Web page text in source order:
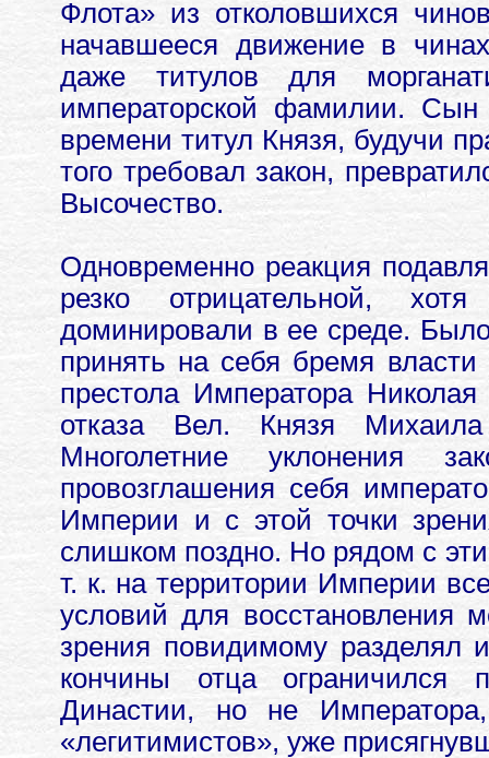
Флота» из отколовшихся
начавшееся движение в
даже титулов для
императорской фамилии. Сын
времени титул Князя, будучи
того требовал закон,
Высочество.
Одновременно реакция
резко отрицательной,
доминировали в ее среде.
принять на себя бремя власти
престола Императора
отказа Вел. Князя
Многолетние уклонения
провозглашения себя
Империи и с этой точки
слишком поздно. Но рядом с
т. к. на территории Империи
условий для восстановления
зрения повидимому разделял
кончины отца
Династии, но не
«легитимистов», уже